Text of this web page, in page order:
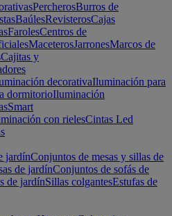
PercherosBurros de
BaúlesRevisterosCajas
FarolesCentros de
MaceterosJarronesMarcos de
Cajitas y
decorativaIluminación para
dormitorioIluminación
Smart
con rielesCintas Led
jardínConjuntos de mesas y sillas de
de jardínConjuntos de sofás de
de jardínSillas colgantesEstufas de